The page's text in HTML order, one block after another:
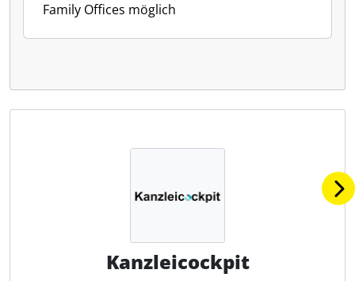
Family Offices möglich
Kanzleicockpit